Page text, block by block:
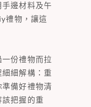
邊材料及午
禮物，讓這
份禮物而拉
細解構：重
備好禮物清
把握的重